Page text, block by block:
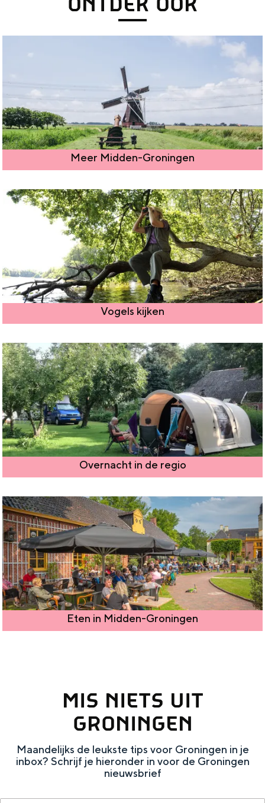
Meer Midden-Groningen
Vogels kijken
Overnacht in de regio
Eten in Midden-Groningen
MIS NIETS UIT
GRONINGEN
Maandelijks de leukste tips voor Groningen in je
inbox? Schrijf je hieronder in voor de Groningen
nieuwsbrief